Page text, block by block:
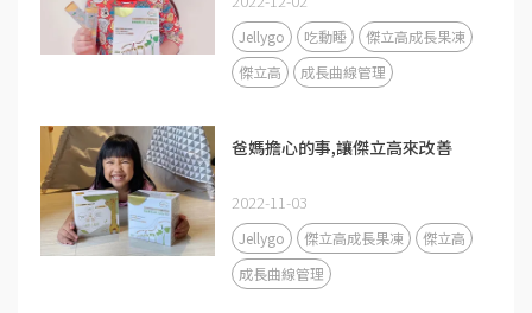
Jellygo 吃動睡
傑立高成長果凍
傑立高
成長曲線管理
爸媽擔心的事,讓傑立高來改善
2022-11-03
Jellygo 傑立高成長果凍
傑立高
成長曲線管理